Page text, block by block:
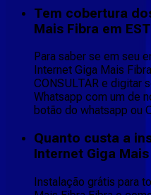
Tem cobertura
Mais Fibra em
Para saber se em seu
Internet Giga Mais
CONSULTAR e digitar
Whatsapp com um de
botão do whatsapp ou
Quanto custa a
Internet Giga Mais
Instalação grátis para